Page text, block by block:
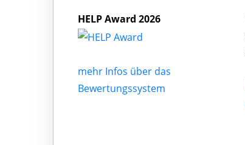
HELP Award 2026
mehr Infos über das
Bewertungssystem